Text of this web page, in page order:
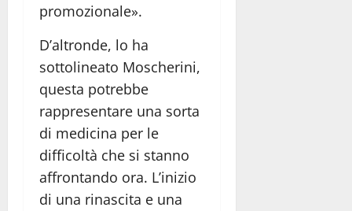
promozionale».
D’altronde, lo ha
sottolineato Moscherini,
questa potrebbe
rappresentare una sorta
di medicina per le
difficoltà che si stanno
affrontando ora. L’inizio
di una rinascita e una